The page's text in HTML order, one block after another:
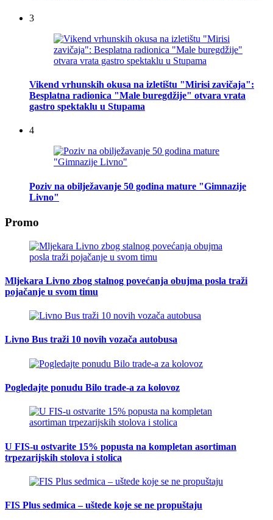
3
Vikend vrhunskih okusa na izletištu "Mirisi zavičaja":
Besplatna radionica "Male buregdžije" otvara vrata
gastro spektaklu u Stupama
4
Poziv na obilježavanje 50 godina mature "Gimnazije
Livno"
Promo
Mljekara Livno zbog stalnog povećanja obujma posla traži
pojačanje u svom timu
Livno Bus traži 10 novih vozača autobusa
Pogledajte ponudu Bilo trade-a za kolovoz
U FIS-u ostvarite 15% popusta na kompletan asortiman
trpezarijskih stolova i stolica
FIS Plus sedmica – uštede koje se ne propuštaju